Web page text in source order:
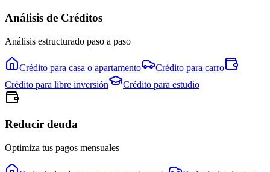
Análisis de Créditos
Análisis estructurado paso a paso
Crédito para casa o apartamento Crédito para carro
Crédito para libre inversión Crédito para estudio
Reducir deuda
Optimiza tus pagos mensuales